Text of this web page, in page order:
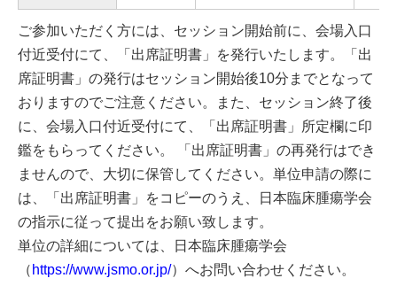
ご参加いただく方には、セッション開始前に、会場入口
付近受付にて、「出席証明書」を発行いたします。「出
席証明書」の発行はセッション開始後10分までとなって
おりますのでご注意ください。また、セッション終了後
に、会場入口付近受付にて、「出席証明書」所定欄に印
鑑をもらってください。 「出席証明書」の再発行はでき
ませんので、大切に保管してください。単位申請の際に
は、「出席証明書」をコピーのうえ、日本臨床腫瘍学会
の指示に従って提出をお願い致します。
単位の詳細については、日本臨床腫瘍学会
（ https://www.jsmo.or.jp/）へお問い合わせください。